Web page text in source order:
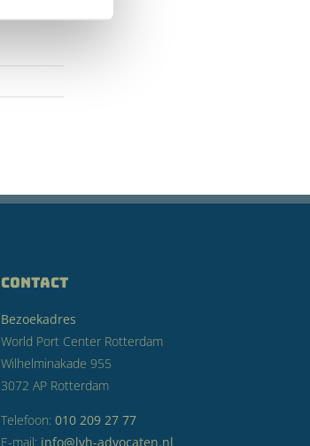
CONTACT
Bezoekadres
World Port Center Rotterdam
Wilhelminakade 955
3072 AP Rotterdam
Telefoon: 010 209 27 77
E-mail: info@lvh-advocaten.nl